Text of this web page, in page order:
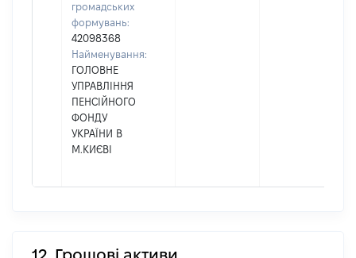
громадських
формувань:
42098368
Найменування:
ГОЛОВНЕ
УПРАВЛІННЯ
ПЕНСІЙНОГО
ФОНДУ
УКРАЇНИ В
М.КИЄВІ